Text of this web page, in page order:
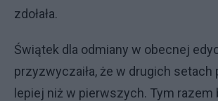
zdołała.
Świątek dla odmiany w obecnej
przyzwyczaiła, że w drugich
lepiej niż w pierwszych. Tym razem